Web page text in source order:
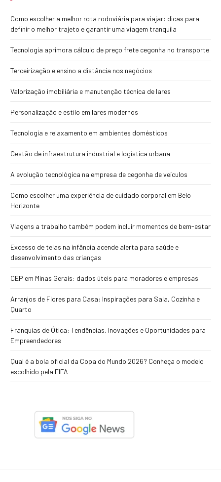
Como escolher a melhor rota rodoviária para viajar: dicas para
definir o melhor trajeto e garantir uma viagem tranquila
Tecnologia aprimora cálculo de preço frete cegonha no transporte
Terceirização e ensino a distância nos negócios
Valorização imobiliária e manutenção técnica de lares
Personalização e estilo em lares modernos
Tecnologia e relaxamento em ambientes domésticos
Gestão de infraestrutura industrial e logística urbana
A evolução tecnológica na empresa de cegonha de veículos
Como escolher uma experiência de cuidado corporal em Belo
Horizonte
Viagens a trabalho também podem incluir momentos de bem-estar
Excesso de telas na infância acende alerta para saúde e
desenvolvimento das crianças
CEP em Minas Gerais: dados úteis para moradores e empresas
Arranjos de Flores para Casa: Inspirações para Sala, Cozinha e
Quarto
Franquias de Ótica: Tendências, Inovações e Oportunidades para
Empreendedores
Qual é a bola oficial da Copa do Mundo 2026? Conheça o modelo
escolhido pela FIFA